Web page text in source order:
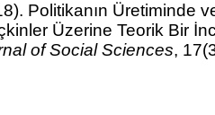
Politikanın Üretiminde
Üzerine Teorik Bir
of Social Sciences,